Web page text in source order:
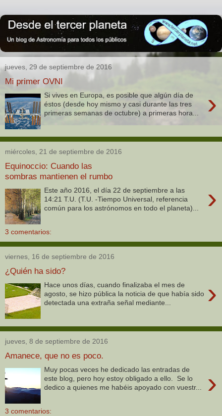
jueves, 29 de septiembre de 2016
Mi primer OVNI
›
Si vives en Europa, es posible que algún día de
éstos (desde hoy mismo y casi durante las tres
primeras semanas de octubre) a primeras hora...
miércoles, 21 de septiembre de 2016
Equinoccio: Cuando las
sombras mantienen el rumbo
›
Este año 2016, el día 22 de septiembre a las
14:21 T.U. (T.U. -Tiempo Universal, referencia
común para los astrónomos en todo el planeta)...
3 comentarios:
viernes, 16 de septiembre de 2016
¿Quién ha sido?
›
Hace unos días, cuando finalizaba el mes de
agosto, se hizo pública la noticia de que había sido
detectada una extraña señal mediante...
jueves, 8 de septiembre de 2016
Amanece, que no es poco.
›
Muy pocas veces he dedicado las entradas de
este blog, pero hoy estoy obligado a ello. Se lo
dedico a quienes me habéis apoyado con vuestr...
3 comentarios: